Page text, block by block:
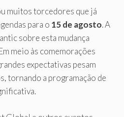
muitos torcedores que já
para o 15 de agosto. A
sobre esta mudança
meio às comemorações
expectativas pesam
tornando a programação de